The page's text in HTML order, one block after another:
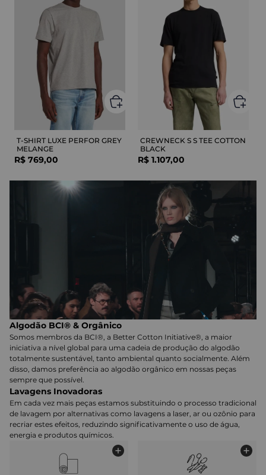
T-SHIRT LUXE PERFOR GREY
MELANGE
R$ 769,00
CREWNECK S S TEE COTTON
BLACK
R$ 1.107,00
Algodão BCI® & Orgânico
Somos membros da BCI®, a Better Cotton Initiative®, a maior
iniciativa a nível global para uma cadeia de produção do algodão
totalmente sustentável, tanto ambiental quanto socialmente. Além
disso, damos preferência ao algodão orgânico em nossas peças
sempre que possível.
Lavagens Inovadoras
Em cada vez mais peças estamos substituindo o processo tradicional
de lavagem por alternativas como lavagens a laser, ar ou ozônio para
recriar estes efeitos, reduzindo significativamente o uso de água,
energia e produtos químicos.